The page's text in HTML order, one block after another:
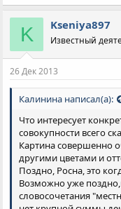
м
п
а
т
и
:
K Kseniya897
Известный
26 Дек 2013
Калинина написал(а):
Что интересует
совокупности всего
Картина совершенно
другими цветами и
Поздно, Росна, это
Возможно уже
словосочетания